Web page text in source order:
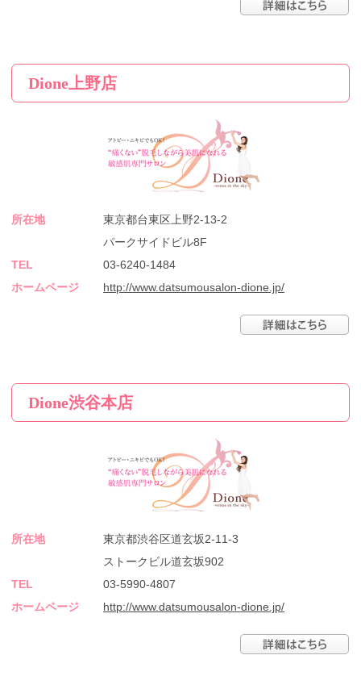
Dione上野店
所在地
東京都台東区上野2-13-2
パークサイドビル8F
TEL
03-6240-1484
ホームページ
http://www.datsumousalon-dione.jp/
Dione渋谷本店
所在地
東京都渋谷区道玄坂2-11-3
ストークビル道玄坂902
TEL
03-5990-4807
ホームページ
http://www.datsumousalon-dione.jp/